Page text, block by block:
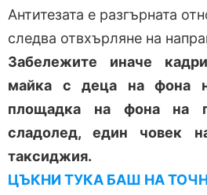
Антитезата е разгърната
следва отвхърляне на
Забележите иначе
майка с деца на фона
площадка на фона на
сладолед, един човек
таксиджия.
ЦЪКНИ ТУКА БАШ НА